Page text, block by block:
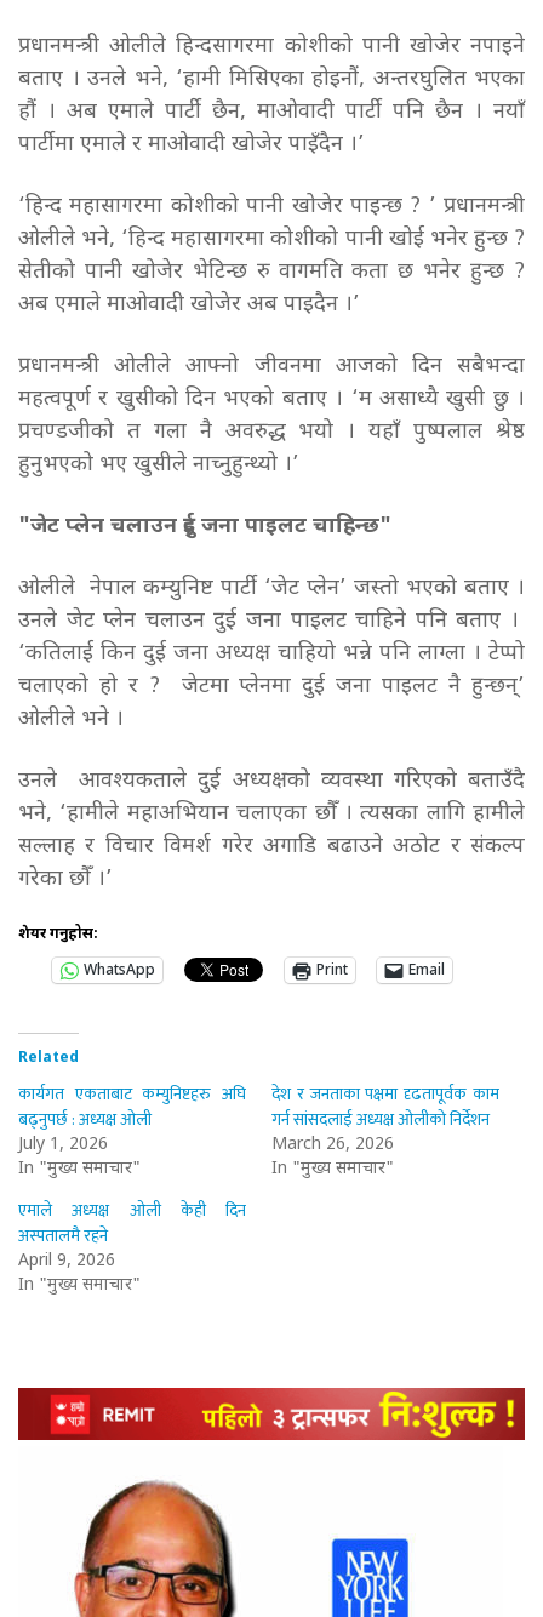
प्रधानमन्त्री ओलीले हिन्दसागरमा कोशीको पानी खोजेर नपाइने
बताए । उनले भने, ‘हामी मिसिएका होइनौं, अन्तरघुलित भएका
हौं । अब एमाले पार्टी छैन, माओवादी पार्टी पनि छैन । नयाँ
पार्टीमा एमाले र माओवादी खोजेर पाइँदैन ।’
‘हिन्द महासागरमा कोशीको पानी खोजेर पाइन्छ ? ’ प्रधानमन्त्री
ओलीले भने, ‘हिन्द महासागरमा कोशीको पानी खोई भनेर हुन्छ ?
सेतीको पानी खोजेर भेटिन्छ रु वागमति कता छ भनेर हुन्छ ?
अब एमाले माओवादी खोजेर अब पाइदैन ।’
प्रधानमन्त्री ओलीले आफ्नो जीवनमा आजको दिन सबैभन्दा
महत्वपूर्ण र खुसीको दिन भएको बताए । ‘म असाध्यै खुसी छु ।
प्रचण्डजीको त गला नै अवरुद्ध भयो । यहाँ पुष्पलाल श्रेष्ठ
हुनुभएको भए खुसीले नाच्नुहुन्थ्यो ।’
"जेट प्लेन चलाउन दुई जना पाइलट चाहिन्छ"
ओलीले नेपाल कम्युनिष्ट पार्टी ‘जेट प्लेन’ जस्तो भएको बताए ।
उनले जेट प्लेन चलाउन दुई जना पाइलट चाहिने पनि बताए ।
‘कतिलाई किन दुई जना अध्यक्ष चाहियो भन्ने पनि लाग्ला । टेप्पो
चलाएको हो र ? जेटमा प्लेनमा दुई जना पाइलट नै हुन्छन्’
ओलीले भने ।
उनले आवश्यकताले दुई अध्यक्षको व्यवस्था गरिएको बताउँदै
भने, ‘हामीले महाअभियान चलाएका छौँ । त्यसका लागि हामीले
सल्लाह र विचार विमर्श गरेर अगाडि बढाउने अठोट र संकल्प
गरेका छौँ ।’
शेयर गर्नुहोस:
WhatsApp
Print Email
Related
कार्यगत एकताबाट कम्युनिष्टहरु अघि
बढ्नुपर्छ : अध्यक्ष ओली
July 1, 2026
In "मुख्य समाचार"
देश र जनताका पक्षमा दृढतापूर्वक काम
गर्न सांसदलाई अध्यक्ष ओलीको निर्देशन
March 26, 2026
In "मुख्य समाचार"
एमाले अध्यक्ष ओली केही दिन
अस्पतालमै रहने
April 9, 2026
In "मुख्य समाचार"